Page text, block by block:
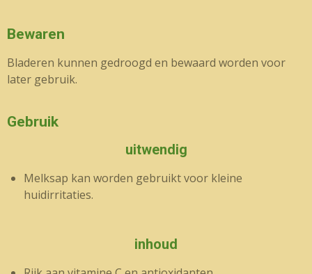
Bewaren
Bladeren kunnen gedroogd en bewaard worden voor
later gebruik.
Gebruik
uitwendig
Melksap kan worden gebruikt voor kleine
huidirritaties.
inhoud